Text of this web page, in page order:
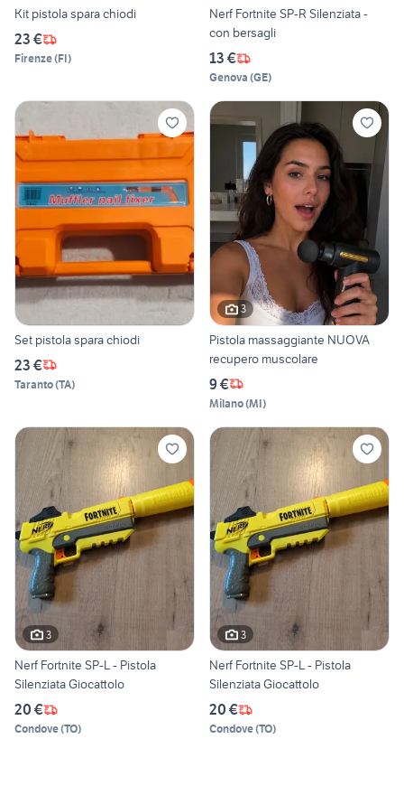
Kit pistola spara chiodi
23 €
Firenze(FI)
Nerf Fortnite SP-R Silenziata -
con bersagli
13 €
Genova (GE)
Set pistola spara chiodi
23 €
Taranto(TA)
3
Pistola massaggiante NUOVA
recupero muscolare
9 €
Milano(MI)
3
Nerf Fortnite SP-L - Pistola
Silenziata Giocattolo
20 €
Condove(TO)
3
Nerf Fortnite SP-L - Pistola
Silenziata Giocattolo
20 €
Condove(TO)